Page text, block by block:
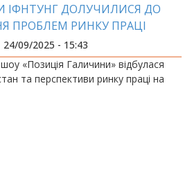
ІФНТУНГ ДОЛУЧИЛИСЯ ДО
ПРОБЛЕМ РИНКУ ПРАЦІ
09/2025 - 15:43
«Позиція Галичини» відбулася
та перспективи ринку праці на